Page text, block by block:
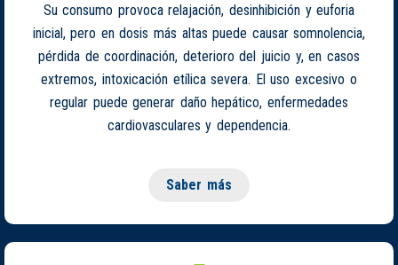
Su consumo provoca relajación, desinhibición y euforia
inicial, pero en dosis más altas puede causar somnolencia,
pérdida de coordinación, deterioro del juicio y, en casos
extremos, intoxicación etílica severa. El uso excesivo o
regular puede generar daño hepático, enfermedades
cardiovasculares y dependencia.
Saber más